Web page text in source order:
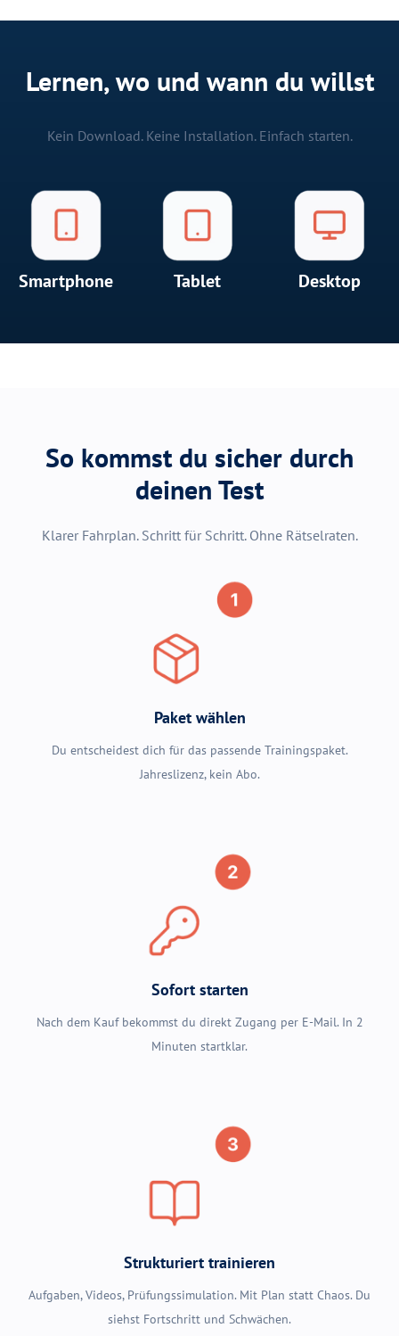
Lernen, wo und wann du willst
Kein Download. Keine Installation. Einfach starten.
Smartphone Tablet Desktop
So kommst du sicher durch
deinen Test
Klarer Fahrplan. Schritt für Schritt. Ohne Rätselraten.
Paket wählen
Du entscheidest dich für das passende Trainingspaket.
Jahreslizenz, kein Abo.
Sofort starten
Nach dem Kauf bekommst du direkt Zugang per E-Mail. In 2
Minuten startklar.
Strukturiert trainieren
Aufgaben, Videos, Prüfungssimulation. Mit Plan statt Chaos. Du
siehst Fortschritt und Schwächen.